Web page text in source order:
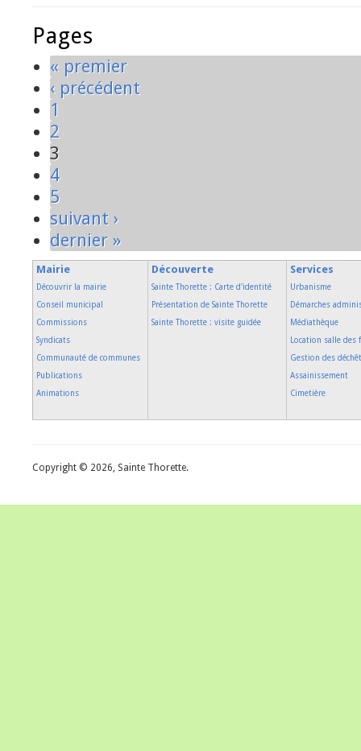
Pages
« premier
‹ précédent
1
2
3
4
5
suivant ›
dernier »
Mairie
Découvrir la mairie
Conseil municipal
Commissions
Syndicats
Communauté de communes
Publications
Animations
Découverte
Sainte Thorette : Carte d'identité
Présentation de Sainte Thorette
Sainte Thorette : visite guidée
Services
Urbanisme
Démarches
Médiathèque
Location salle des
Gestion des
Assainissement
Cimetière
Copyright © 2026, Sainte Thorette.